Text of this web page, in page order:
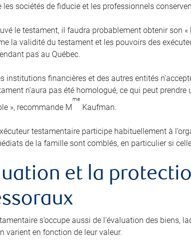
les sociétés de fiducie et les professionnels
le testament, il faudra probablement obtenir son
la validité du testament et les pouvoirs des
pas au Québec.
institutions financières et des autres entités
n’aura pas été homologué, ce qui peut
», recommande M
me
Kaufman.
testamentaire participe habituellement à
de la famille sont comblés, en particulier si
et la
s’occupe aussi de l’évaluation des
varient en fonction de leur valeur.